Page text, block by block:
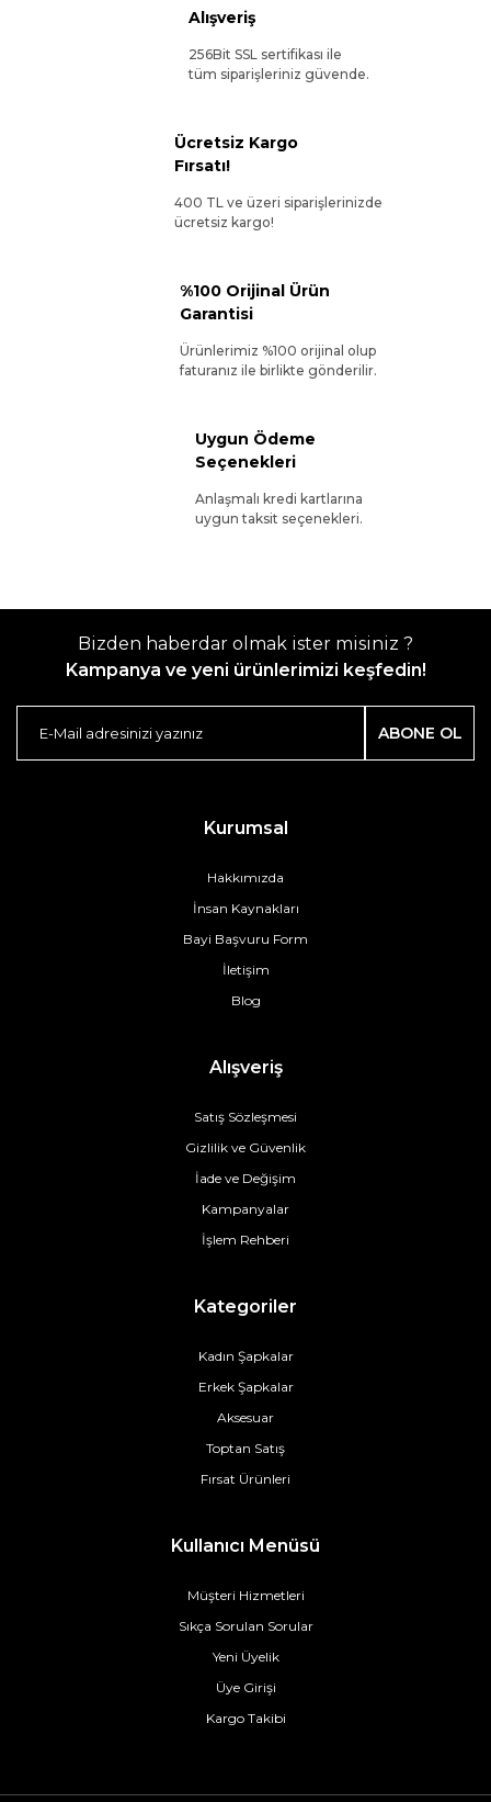
Alışveriş
256Bit SSL sertifikası ile
tüm siparişleriniz güvende.
Ücretsiz Kargo
Fırsatı!
400 TL ve üzeri siparişlerinizde
ücretsiz kargo!
%100 Orijinal Ürün
Garantisi
Ürünlerimiz %100 orijinal olup
faturanız ile birlikte gönderilir.
Uygun Ödeme
Seçenekleri
Anlaşmalı kredi kartlarına
uygun taksit seçenekleri.
Bizden haberdar olmak ister misiniz ?
Kampanya ve yeni ürünlerimizi keşfedin!
ABONE OL
Kurumsal
Hakkımızda
İnsan Kaynakları
Bayi Başvuru Form
İletişim
Blog
Alışveriş
Satış Sözleşmesi
Gizlilik ve Güvenlik
İade ve Değişim
Kampanyalar
İşlem Rehberi
Kategoriler
Kadın Şapkalar
Erkek Şapkalar
Aksesuar
Toptan Satış
Fırsat Ürünleri
Kullanıcı Menüsü
Müşteri Hizmetleri
Sıkça Sorulan Sorular
Yeni Üyelik
Üye Girişi
Kargo Takibi